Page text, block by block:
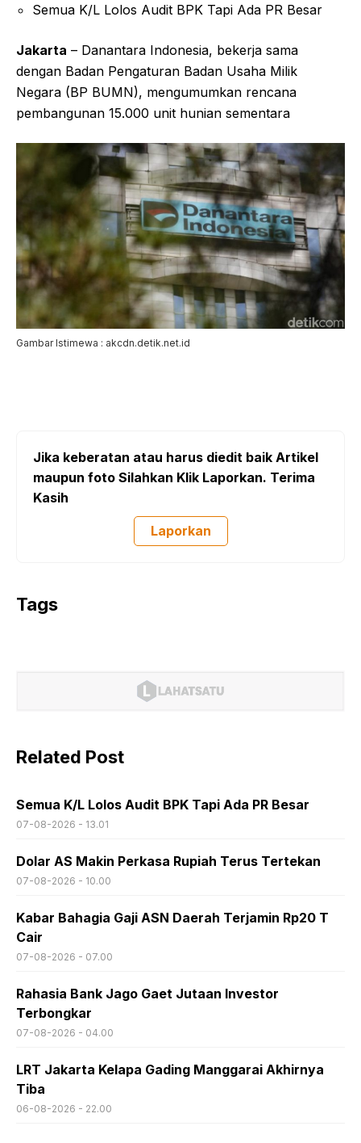
Semua K/L Lolos Audit BPK Tapi Ada PR Besar
Jakarta – Danantara Indonesia, bekerja sama
dengan Badan Pengaturan Badan Usaha Milik
Negara (BP BUMN), mengumumkan rencana
pembangunan 15.000 unit hunian sementara
Gambar Istimewa : akcdn.detik.net.id
Jika keberatan atau harus diedit baik Artikel
maupun foto Silahkan Klik Laporkan. Terima
Kasih
Laporkan
Tags
Related Post
Semua K/L Lolos Audit BPK Tapi Ada PR Besar
07-08-2026 - 13.01
Dolar AS Makin Perkasa Rupiah Terus Tertekan
07-08-2026 - 10.00
Kabar Bahagia Gaji ASN Daerah Terjamin Rp20 T
Cair
07-08-2026 - 07.00
Rahasia Bank Jago Gaet Jutaan Investor
Terbongkar
07-08-2026 - 04.00
LRT Jakarta Kelapa Gading Manggarai Akhirnya
Tiba
06-08-2026 - 22.00